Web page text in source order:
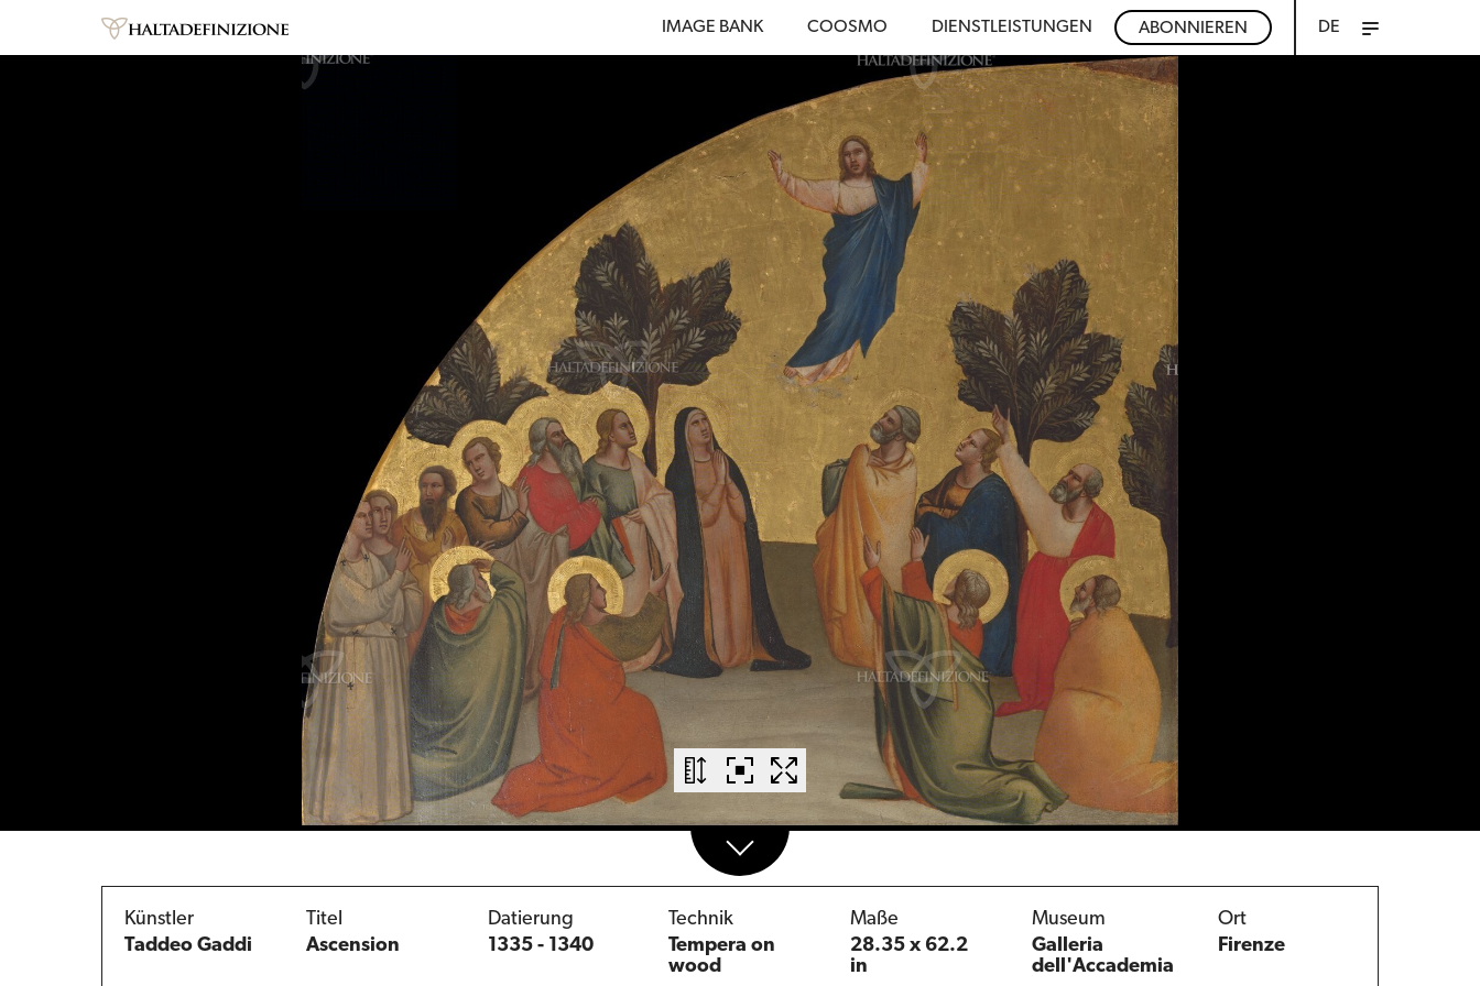
IMAGE BANK COOSMO DIENSTLEISTUNGEN ABONNIEREN DE
Künstler
Taddeo Gaddi
Titel
Ascension
Datierung
1335 - 1340
Technik
Tempera on
wood
Maße
28.35 x 62.2
in
Museum
Galleria
dell'Accademia
Ort
Firenze